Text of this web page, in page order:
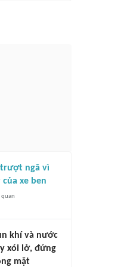
trượt ngã vì
xe ben
quan
khí và nước
xói lở, đứng
mặt